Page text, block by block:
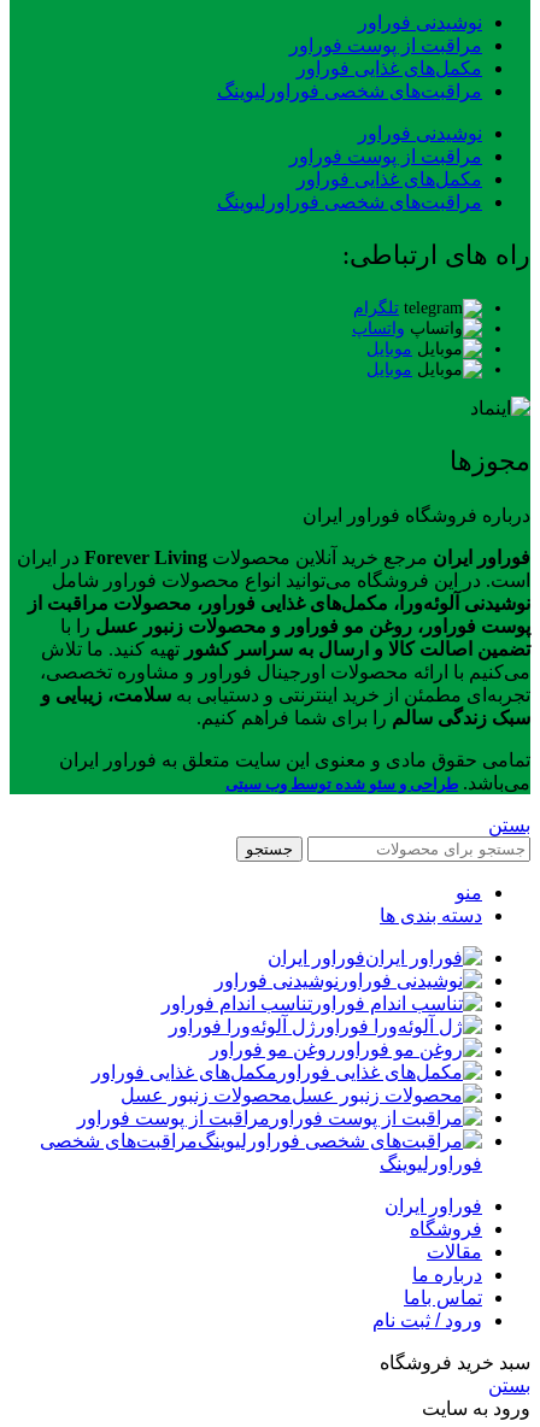
نوشیدنی فوراور
مراقبت از پوست فوراور
مکمل‌های غذایی فوراور
مراقبت‌های شخصی فوراورلیوینگ
نوشیدنی فوراور
مراقبت از پوست فوراور
مکمل‌های غذایی فوراور
مراقبت‌های شخصی فوراورلیوینگ
راه های ارتباطی:
تلگرام
واتساپ
موبایل
موبایل
مجوزها
درباره فروشگاه فوراور ایران
فوراور ایران مرجع خرید آنلاین محصولات Forever Living در ایران
است. در این فروشگاه می‌توانید انواع محصولات فوراور شامل
نوشیدنی آلوئه‌ورا، مکمل‌های غذایی فوراور، محصولات مراقبت از
پوست فوراور، روغن مو فوراور و محصولات زنبور عسل را با
تضمین اصالت کالا و ارسال به سراسر کشور تهیه کنید. ما تلاش
می‌کنیم با ارائه محصولات اورجینال فوراور و مشاوره تخصصی،
تجربه‌ای مطمئن از خرید اینترنتی و دستیابی به سلامت، زیبایی و
سبک زندگی سالم را برای شما فراهم کنیم.
تمامی حقوق مادی و معنوی این سایت متعلق به فوراور ایران
می‌باشد. طراحی و سئو شده توسط وب سیتی
بستن
جستجو
منو
دسته بندی ها
فوراور ایران
نوشیدنی فوراور
تناسب اندام فوراور
ژل آلوئه‌ورا فوراور
روغن مو فوراور
مکمل‌های غذایی فوراور
محصولات زنبور عسل
مراقبت از پوست فوراور
مراقبت‌های شخصی
فوراورلیوینگ
فوراور ایران
فروشگاه
مقالات
درباره ما
تماس باما
ورود / ثبت نام
سبد خرید فروشگاه
بستن
ورود به سایت